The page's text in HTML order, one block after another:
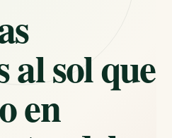
al sol que
en